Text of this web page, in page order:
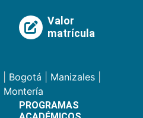
Valor
matrícula
Bogotá Manizales
Montería
PROGRAMAS